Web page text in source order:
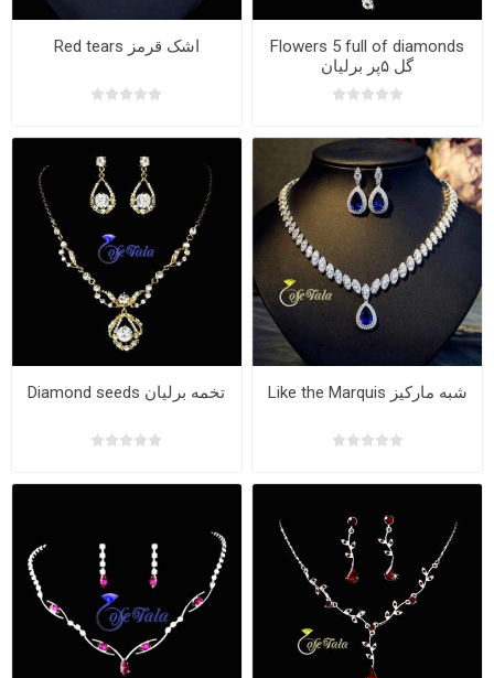
Red tears اشک قرمز
Flowers 5 full of diamonds
گل ۵پر برلیان
Diamond seeds تخمه برلیان Like the Marquis شبه مارکیز